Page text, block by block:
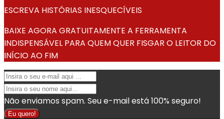
ESCREVA HISTÓRIAS INESQUECÍVEIS
BAIXE AGORA GRATUITAMENTE A FERRAMENTA
INDISPENSÁVEL PARA QUEM QUER FISGAR O LEITOR DO
INÍCIO AO FIM
Não enviamos spam. Seu e-mail está 100% seguro!
Eu quero!